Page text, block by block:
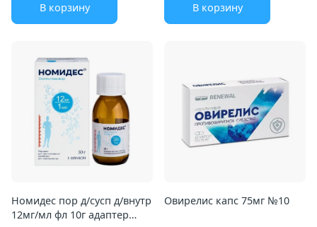
В корзину В корзину
Номидес пор д/сусп д/внутр
12мг/мл фл 10г адаптер
Овирелис капс 75мг №10